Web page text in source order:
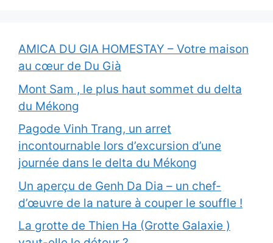
AMICA DU GIA HOMESTAY – Votre maison
au cœur de Du Già
Mont Sam , le plus haut sommet du delta
du Mékong
Pagode Vinh Trang, un arret
incontournable lors d’excursion d’une
journée dans le delta du Mékong
Un aperçu de Genh Da Dia – un chef-
d’œuvre de la nature à couper le souffle !
La grotte de Thien Ha (Grotte Galaxie )